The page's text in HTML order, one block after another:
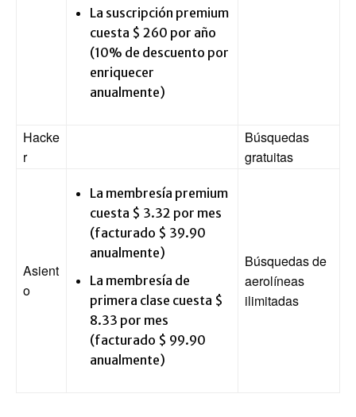
La suscripción premium
cuesta $ 260 por año
(10% de descuento por
enriquecer
anualmente)
Hacke
r
Búsquedas
gratuitas
Asient
o
La membresía premium
cuesta $ 3.32 por mes
(facturado $ 39.90
anualmente)
La membresía de
primera clase cuesta $
8.33 por mes
(facturado $ 99.90
anualmente)
Búsquedas de
aerolíneas
ilimitadas